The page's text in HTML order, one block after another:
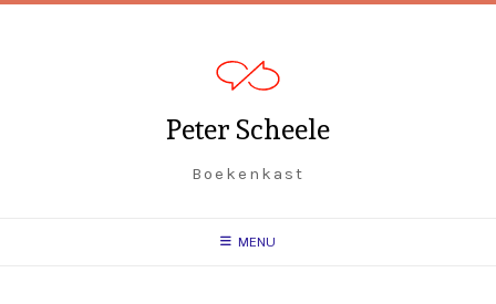
Spring
Peter Scheele
Boekenkast
MENU